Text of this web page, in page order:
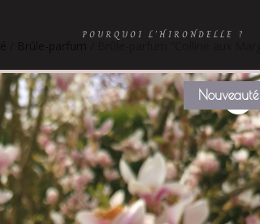
POURQUOI L’HIRONDELLE ?
Nouveauté